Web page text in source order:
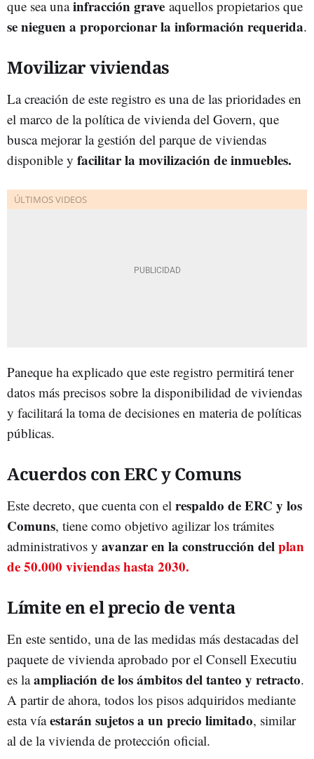
que sea unainfracción grave aquellos propietarios que
se nieguen a proporcionar la información requerida.
Movilizar viviendas
La creación de este registro es una de las prioridades en
el marco de la política de vivienda del Govern, que
busca mejorar la gestión del parque de viviendas
disponible y facilitar la movilización de inmuebles.
Paneque ha explicado que este registro permitirá tener
datos más precisos sobre la disponibilidad de viviendas
y facilitará la toma de decisiones en materia de políticas
públicas.
Acuerdos con ERC y Comuns
Este decreto, que cuenta con el respaldo de ERC y los
Comuns, tiene como objetivo agilizar los trámites
administrativos y avanzar en la construcción delplan
de 50.000 viviendas hasta 2030.
Límite en el precio de venta
En este sentido, una de las medidas más destacadas del
paquete de vivienda aprobado por el Consell Executiu
es laampliación de los ámbitos del tanteo y retracto.
A partir de ahora, todos los pisos adquiridos mediante
esta víaestarán sujetos a un precio limitado, similar
al de la vivienda de protección oficial.